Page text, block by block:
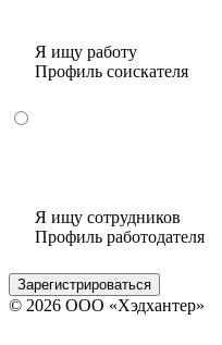
Я ищу работу
Профиль соискателя
Я ищу сотрудников
Профиль работодателя
Зарегистрироваться
© 2026 ООО «Хэдхантер»